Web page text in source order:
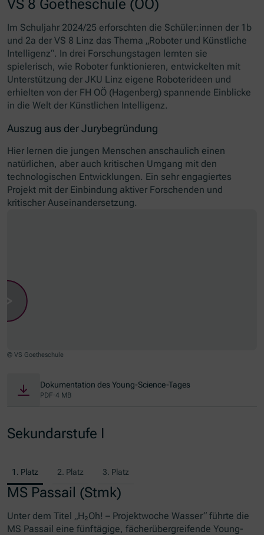
VS 8 Goetheschule (OÖ)
Im Schuljahr 2024/25 erforschten die Schüler:innen der 1b
und 2a der VS 8 Linz das Thema „Roboter und Künstliche
Intelligenz“. In drei Forschungstagen lernten sie
spielerisch, wie Roboter funktionieren, entwickelten mit
Unterstützung der JKU Linz eigene Roboterideen und
erhielten von der FH OÖ (Hagenberg) spannende Einblicke
in die Welt der Künstlichen Intelligenz.
Auszug aus der Jurybegründung
Hier lernen die jungen Menschen anschaulich einen
natürlichen, aber auch kritischen Umgang mit den
technologischen Entwicklungen. Ein sehr engagiertes
Projekt mit der Einbindung aktiver Forschenden und
kritischer Auseinandersetzung.
© VS Goetheschule
Dokumentation des Young-Science-Tages
PDF·4 MB
Sekundarstufe I
1. Platz 2. Platz 3. Platz
MS Passail (Stmk)
Unter dem Titel „H₂Oh! – Projektwoche Wasser“ führte die
MS Passail eine fünftägige, fächerübergreifende Young-